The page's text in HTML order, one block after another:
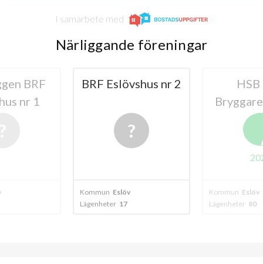
I samarbete med
Närliggande föreningar
nr 2
HSB BRF
A
Kommun Eslöv
Lägenheter 80
HSB
i
Kommun Eslöv
Lägenheter 32